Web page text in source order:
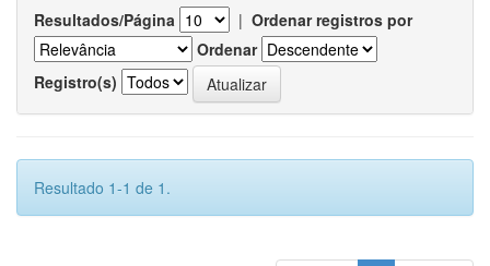
Resultados/Página | Ordenar registros por
Ordenar
Registro(s)
Resultado 1-1 de 1.